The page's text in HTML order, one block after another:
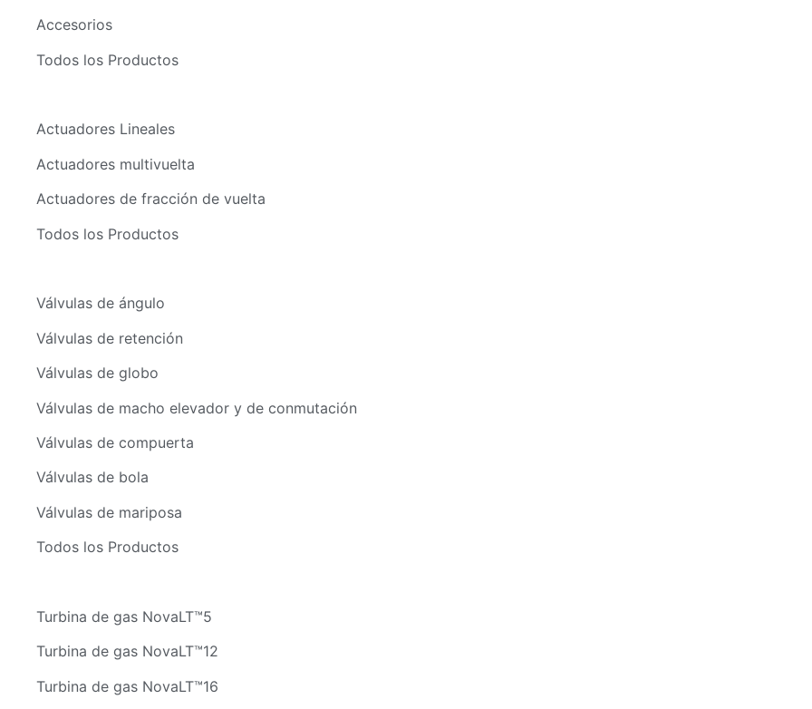
Accesorios
Todos los Productos
Actuadores Lineales
Actuadores multivuelta
Actuadores de fracción de vuelta
Todos los Productos
Válvulas de ángulo
Válvulas de retención
Válvulas de globo
Válvulas de macho elevador y de conmutación
Válvulas de compuerta
Válvulas de bola
Válvulas de mariposa
Todos los Productos
Turbina de gas NovaLT™5
Turbina de gas NovaLT™12
Turbina de gas NovaLT™16